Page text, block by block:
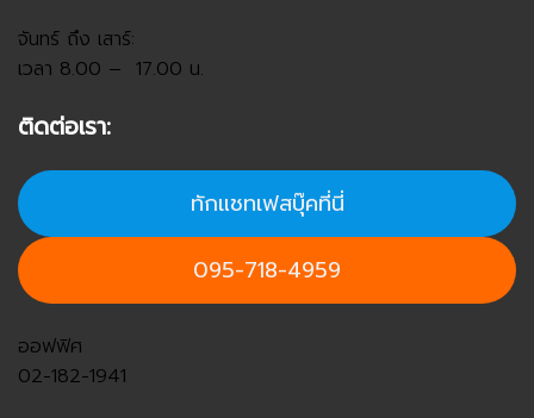
จันทร์ ถึง เสาร์:
เวลา 8.00 – 17.00 น.
ติดต่อเรา:
ทักแชทเฟสบุ๊คที่นี่
095-718-4959
ออฟฟิศ
02-182-1941